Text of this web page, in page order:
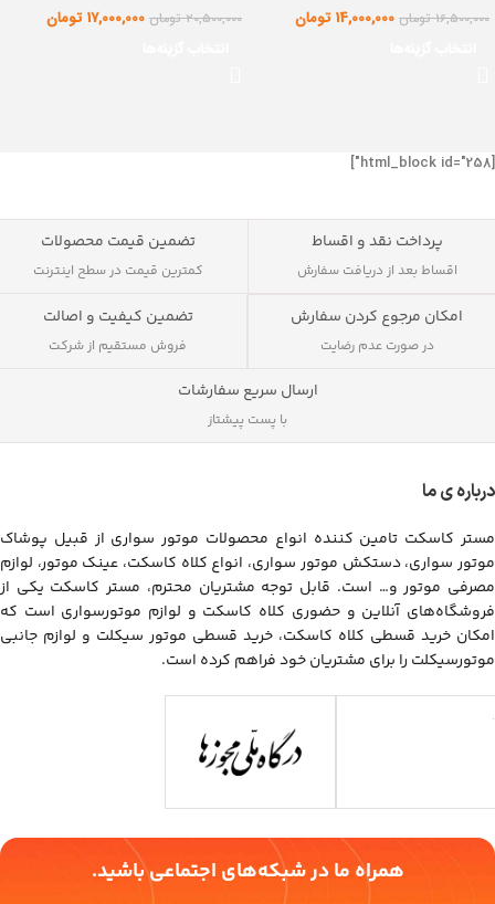
16,500,000 تومان 14,000,000 تومان
20,500,000 تومان 17,000,000 تومان
[html_block id="258"]
پرداخت نقد و اقساط
اقساط بعد از دریافت سفارش
تضمین قیمت محصولات
کمترین قیمت در سطح اینترنت
امکان مرجوع کردن سفارش
در صورت عدم رضایت
تضمین کیفیت و اصالت
فروش مستقیم از شرکت
ارسال سریع سفارشات
با پست پیشتاز
درباره ی ما
مستر کاسکت تامین کننده انواع محصولات موتور سواری از قبیل پوشاک
موتور سواری، دستکش موتور سواری، انواع کلاه کاسکت، عینک موتور، لوازم
مصرفی موتور و… است. قابل توجه مشتریان محترم، مستر کاسکت یکی از
فروشگاه‌های آنلاین و حضوری کلاه کاسکت و لوازم موتورسواری است که
امکان خرید قسطی کلاه کاسکت، خرید قسطی موتور سیکلت و لوازم جانبی
موتورسیکلت را برای مشتریان خود فراهم کرده است.
همراه ما در شبکه‌های اجتماعی باشید.